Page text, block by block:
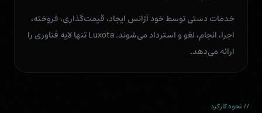
خدمات دستی توسط خود آژانس ایجاد، قیمت‌گذاری، فروخته،
اجرا، انجام، لغو و استرداد می‌شوند. Luxota تنها لایه فناوری را
ارائه می‌دهد.
// نحوه کارکرد